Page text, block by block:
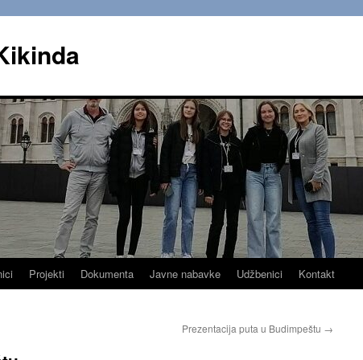
Projekti Dokumenta Javne nabavke Udžbenici Kontakt
Prezentacija puta u Budimpeštu →